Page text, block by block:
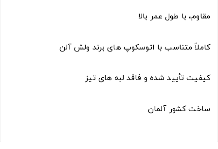
مقاوم، با طول عمر بالا
کاملاً متناسب با اتوسکوپ های برند ولش آلن
کیفیت تأیید شده و فاقد لبه های تیز
ساخت کشور آلمان